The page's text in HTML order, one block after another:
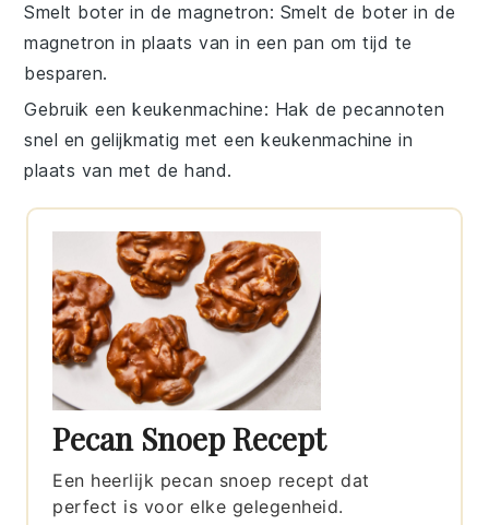
Smelt boter in de magnetron: Smelt de boter in de
magnetron in plaats van in een pan om tijd te
besparen.
Gebruik een keukenmachine: Hak depecannoten
snel en gelijkmatig met een keukenmachine in
plaats van met de hand.
Pecan Snoep Recept
Een heerlijk pecan snoep recept dat
perfect is voor elke gelegenheid.